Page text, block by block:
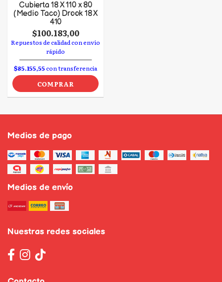
Cubierta 18 X 110 x 80
(Medio Taco) Drook 18 X
410
$100.183,00
Repuestos de calidad con envío
rápido
$85.155,55con transferencia
COMPRAR
Medios de pago
Medios de envío
Nuestras redes sociales